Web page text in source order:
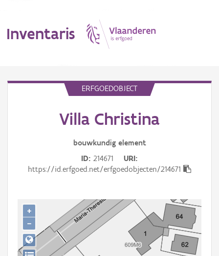
Inventaris
Gebeurtenis
Persoon of collectief
Downloads
ERFGOEDOBJECT
Villa Christina
bouwkundig element
ID 214671
URI
https://id.erfgoed.net/erfgoedobjecten/214671
+
−